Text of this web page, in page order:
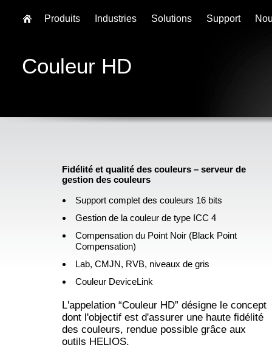
Couleur HD
Fidélité et qualité des couleurs – serveur de
gestion des couleurs
Support complet des couleurs 16 bits
Gestion de la couleur de type ICC 4
Compensation du Point Noir (Black Point
Compensation)
Lab, CMJN, RVB, niveaux de gris
Couleur DeviceLink
L'appelation “Couleur HD” désigne le concept
dont l'objectif est d'assurer une haute fidélité
des couleurs, rendue possible grâce aux
outils HELIOS.
Produits Industries Solutions Support